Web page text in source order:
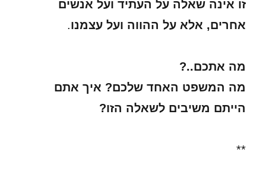
זו אינה שאלה על העתיד ועל אנשים
אחרים, אלא על ההווה ועל עצמנו.
מה אתכם..?
מה המשפט האחד שלכם? איך אתם
הייתם משיבים לשאלה הזו?
**